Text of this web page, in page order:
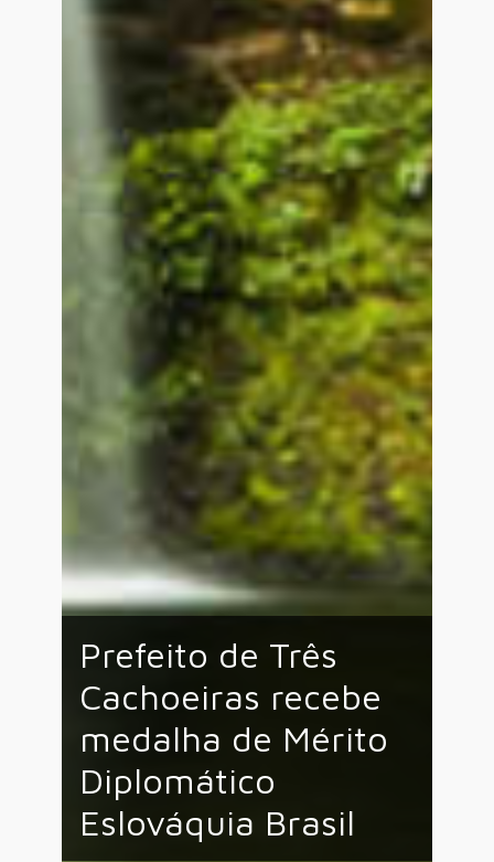
Prefeito de Três
Cachoeiras recebe
medalha de Mérito
Diplomático
Eslováquia Brasil